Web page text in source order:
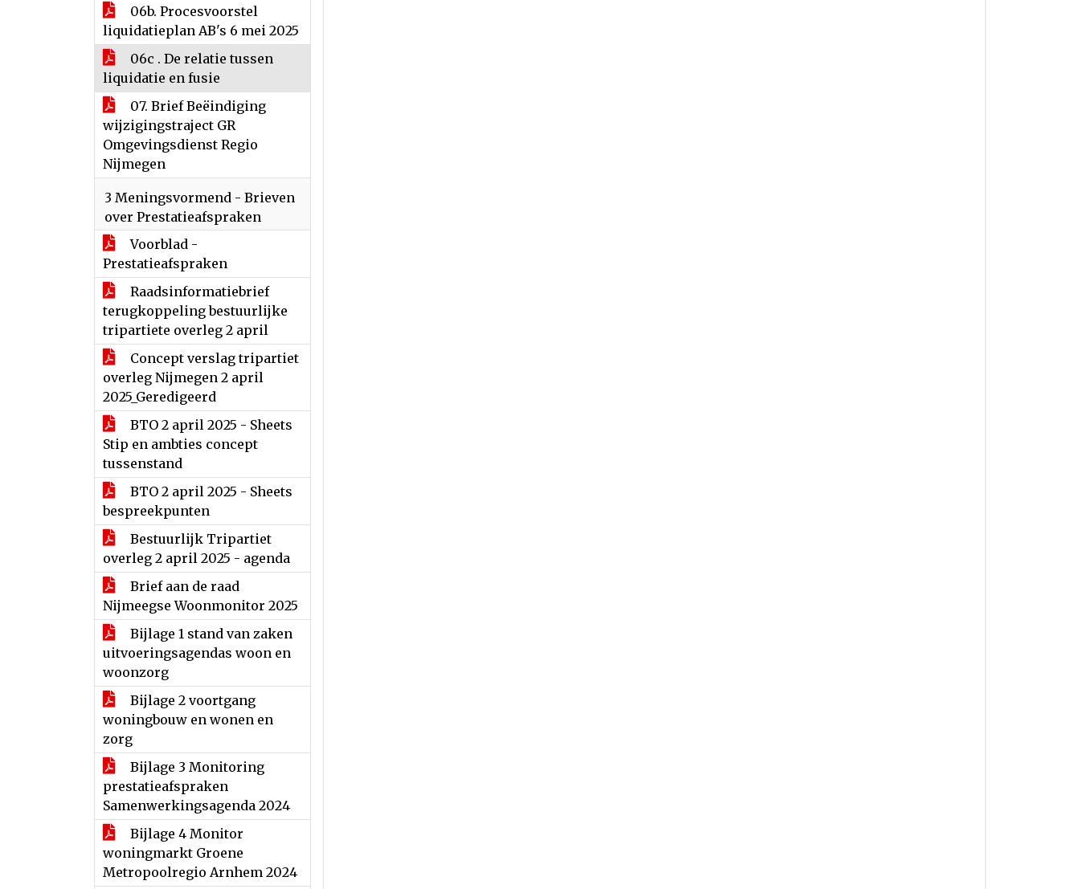
06b. Procesvoorstel
liquidatieplan AB's 6 mei 2025
06c . De relatie tussen
liquidatie en fusie
07. Brief Beëindiging
wijzigingstraject GR
Omgevingsdienst Regio
Nijmegen
3 Meningsvormend - Brieven
over Prestatieafspraken
Voorblad -
Prestatieafspraken
Raadsinformatiebrief
terugkoppeling bestuurlijke
tripartiete overleg 2 april
Concept verslag tripartiet
overleg Nijmegen 2 april
2025_Geredigeerd
BTO 2 april 2025 - Sheets
Stip en ambties concept
tussenstand
BTO 2 april 2025 - Sheets
bespreekpunten
Bestuurlijk Tripartiet
overleg 2 april 2025 - agenda
Brief aan de raad
Nijmeegse Woonmonitor 2025
Bijlage 1 stand van zaken
uitvoeringsagendas woon en
woonzorg
Bijlage 2 voortgang
woningbouw en wonen en
zorg
Bijlage 3 Monitoring
prestatieafspraken
Samenwerkingsagenda 2024
Bijlage 4 Monitor
woningmarkt Groene
Metropoolregio Arnhem 2024